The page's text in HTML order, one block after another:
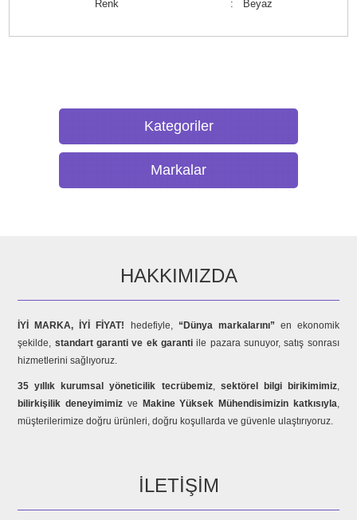
Renk : Beyaz
Kategoriler
Markalar
HAKKIMIZDA
İYİ MARKA, İYİ FİYAT! hedefiyle, “Dünya markalarını” en ekonomik
şekilde, standart garanti ve ek garanti ile pazara sunuyor, satış sonrası
hizmetlerini sağlıyoruz.
35 yıllık kurumsal yöneticilik tecrübemiz, sektörel bilgi birikimimiz,
bilirkişilik deneyimimiz ve Makine Yüksek Mühendisimizin katkısıyla,
müşterilerimize doğru ürünleri, doğru koşullarda ve güvenle ulaştırıyoruz.
İLETIŞIM